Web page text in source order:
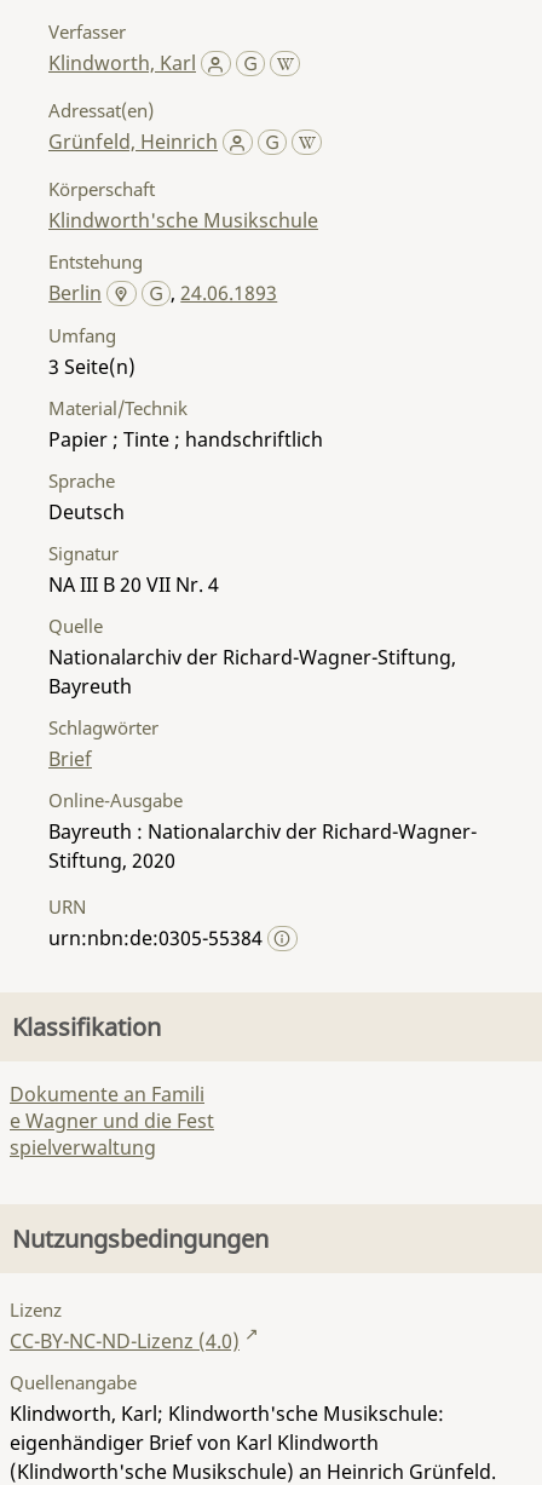
Verfasser
Klindworth, Karl
Adressat(en)
Grünfeld, Heinrich
Körperschaft
Klindworth'sche Musikschule
Entstehung
Berlin ,24.06.1893
Umfang
3
Material/Technik
Papier ; Tinte ; handschriftlich
Sprache
Deutsch
Signatur
NA III B 20 VII Nr. 4
Quelle
Nationalarchiv der Richard-Wagner-Stiftung,
Bayreuth
Schlagwörter
Brief
Online-Ausgabe
Bayreuth : Nationalarchiv der Richard-Wagner-
Stiftung, 2020
URN
urn:nbn:de:0305-55384
Klassifikation
Dokumente an Famili
e Wagner und die Fest
spielverwaltung
Nutzungsbedingungen
Lizenz
CC-BY-NC-ND-Lizenz (4.0)
Quellenangabe
Klindworth, Karl; Klindworth'sche Musikschule:
eigenhändiger Brief von Karl Klindworth
(Klindworth'sche Musikschule) an Heinrich Grünfeld.